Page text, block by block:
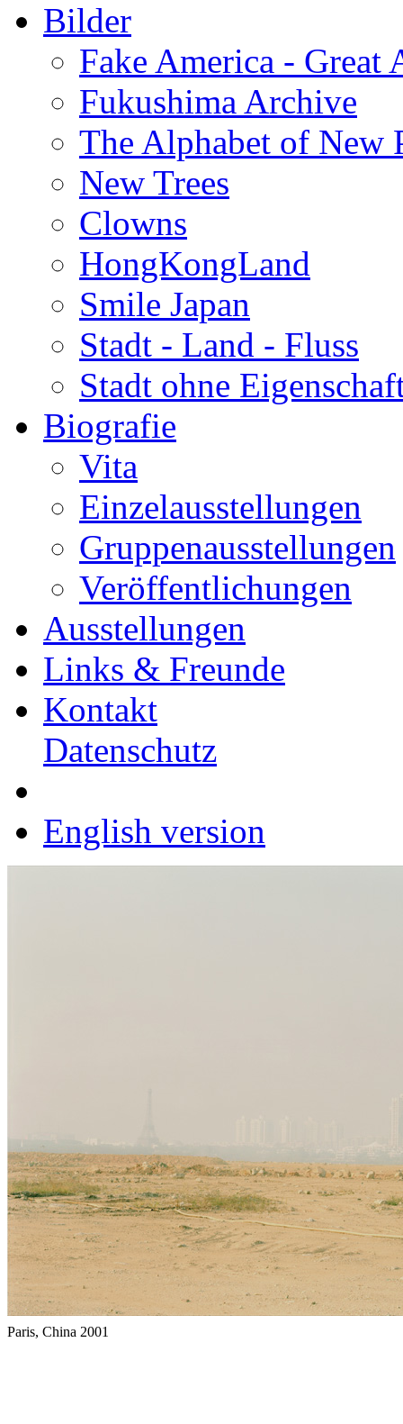
Bilder
Fake America - Great
Fukushima Archive
The Alphabet of New
New Trees
Clowns
HongKongLand
Smile Japan
Stadt - Land - Fluss
Stadt ohne
Biografie
Vita
Einzelausstellungen
Gruppenausstellungen
Veröffentlichungen
Ausstellungen
Links & Freunde
Kontakt
Datenschutz
English version
Paris, China 2001